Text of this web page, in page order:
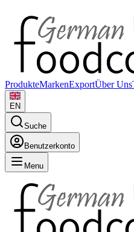
ProdukteMarkenExportÜber Uns
EN
Suche
Benutzerkonto
Menu